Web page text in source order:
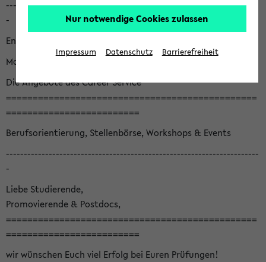
-----------------------------------------------------------------------
-
English version below
Monatsnewsletter August '26
Die Angebote des Career Service
===============================================
=========================
Berufsorientierung, Stellenbörse, Workshops & Events
-----------------------------------------------------------------------
-
Liebe Studierende,
Promovierende & Postdocs,
===============================================
=========================
wir wünschen Euch viel Erfolg bei Euren Prüfungen!
Nur notwendige Cookies zulassen
Impressum Datenschutz Barrierefreiheit